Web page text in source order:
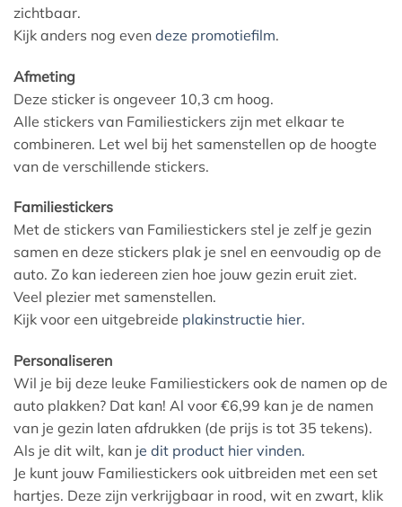
zichtbaar.
Kijk anders nog even deze promotiefilm.
Afmeting
Deze sticker is ongeveer 10,3 cm hoog.
Alle stickers van Familiestickers zijn met elkaar te
combineren. Let wel bij het samenstellen op de hoogte
van de verschillende stickers.
Familiestickers
Met de stickers van Familiestickers stel je zelf je gezin
samen en deze stickers plak je snel en eenvoudig op de
auto. Zo kan iedereen zien hoe jouw gezin eruit ziet.
Veel plezier met samenstellen.
Kijk voor een uitgebreide plakinstructie hier.
Personaliseren
Wil je bij deze leuke Familiestickers ook de namen op de
auto plakken? Dat kan! Al voor €6,99 kan je de namen
van je gezin laten afdrukken (de prijs is tot 35 tekens).
Als je dit wilt, kan je dit product hier vinden.
Je kunt jouw Familiestickers ook uitbreiden met een set
hartjes. Deze zijn verkrijgbaar in rood, wit en zwart, klik